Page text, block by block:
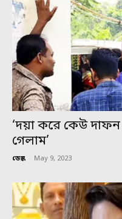
‘দয়া করে কেউ
গেলাম’
ডেস্ক - May 9, 2023